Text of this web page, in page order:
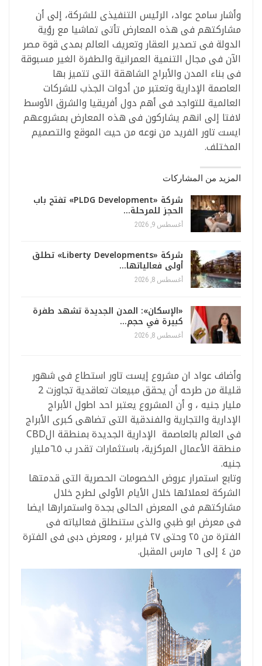
وأشار سامح عواد، الرئيس التنفيذى للشركة، إلى أن
مشاركتهم فى هذه المعارض تأتى تماشيا مع رؤية
الدولة فى تصدير العقار وتعريف العالم بمدى قوة مصر
الآن فى مجال التنمية العمرانية والطفرة الغير مسبوقة
فى بناء المدن والأبراج الشاهقة التى تتميز بها
العاصمة الإدارية وتعتبر من أدوات الجذب للشركات
العالمية للتواجد فى أهم دول أفريقيا والشرق الأوسط
لافتا إلى انهم يشاركون فى هذه المعارض بمشروعهم
ايست تاور الفريد من نوعه من حيث الموقع والتصميم
المختلف.
المزيد من المشاركات
شركة «PLDG Development» تفتح باب
الحجز للمرحلة…
أغسطس 9, 2026
شركة «Liberty Developments» تطلق
أولى فعالياتها…
أغسطس 8, 2026
«الإسكان»: المدن الجديدة تشهد طفرة
كبيرة في حجم…
أغسطس 8, 2026
وأضاف عواد ان مشروع إيست تاور استطاع فى شهور
قليلة من طرحه أن يحقق مبيعات تعاقدية تجاوزت 2
مليار جنيه ، و أن المشروع يعتبر احد اطول الأبراج
الإدارية والتجارية والفندقية التى تضاهى كبرى الأبراج
منطقة الأعمال المركزية، باستثمارات تقدر ب ٦.٥مليار
جنيه.
وتابع استمرار عروض الخصومات الحصرية التى قدمتها
الشركة لعملائها خلال الأيام الأولى لطرح خلال
مشاركتهم فى المعرض الحالى بجدة واستمرارها ايضا
فى معرض ابو ظبي والذى ستنطلق فعالياته فى
الفترة من ٢٥ وحتى ٢٧ فبراير ، ومعرض دبى فى الفترة
من ٤ إلى ٦ مارس المقبل.